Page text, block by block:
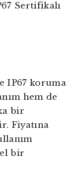
Sertifikalı
IP67 koruma
hem de
bir
Fiyatına
bir